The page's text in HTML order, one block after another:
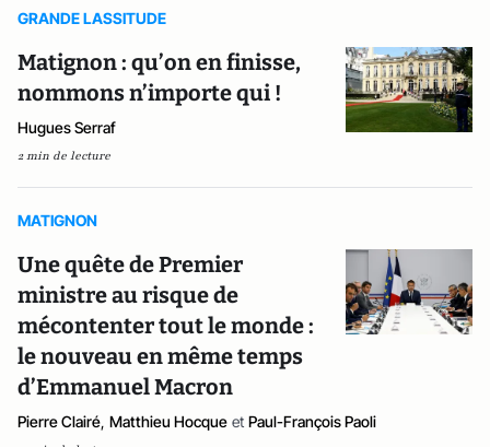
GRANDE LASSITUDE
Matignon : qu’on en finisse,
nommons n’importe qui !
Hugues Serraf
2 min de lecture
MATIGNON
Une quête de Premier
ministre au risque de
mécontenter tout le monde :
le nouveau en même temps
d’Emmanuel Macron
Pierre Clairé, Matthieu Hocque et Paul-François Paoli